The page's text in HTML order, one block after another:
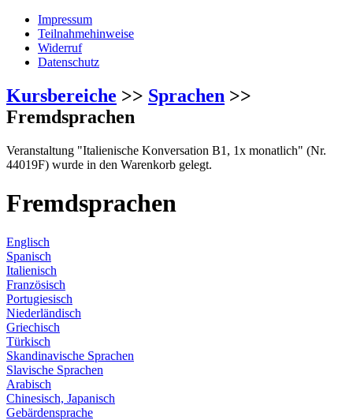
Impressum
Teilnahmehinweise
Widerruf
Datenschutz
Kursbereiche >> Sprachen >>
Fremdsprachen
Veranstaltung "Italienische Konversation B1, 1x monatlich" (Nr.
44019F) wurde in den Warenkorb gelegt.
Fremdsprachen
Englisch
Spanisch
Italienisch
Französisch
Portugiesisch
Niederländisch
Griechisch
Türkisch
Skandinavische Sprachen
Slavische Sprachen
Arabisch
Chinesisch, Japanisch
Gebärdensprache